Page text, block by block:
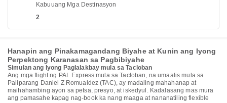
Kabuuang Mga Destinasyon
2
Hanapin ang Pinakamagandang Biyahe at Kunin ang Iyong
Perpektong Karanasan sa Pagbibiyahe
Simulan ang Iyong Paglalakbay mula sa Tacloban
Ang mga flight ng PAL Express mula sa Tacloban, na umaalis mula sa
Paliparang Daniel Z Romualdez (TAC), ay madaling mahahanap at
maihahambing ayon sa petsa, presyo, at iskedyul. Kadalasang mas mura
ang pamasahe kapag nag-book ka nang maaga at nananatiling flexible